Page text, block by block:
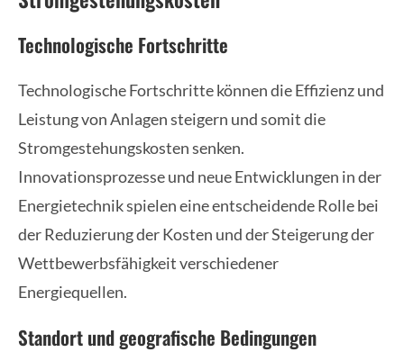
Technologische Fortschritte
Technologische Fortschritte können die Effizienz und
Leistung von Anlagen steigern und somit die
Stromgestehungskosten senken.
Innovationsprozesse und neue Entwicklungen in der
Energietechnik spielen eine entscheidende Rolle bei
der Reduzierung der Kosten und der Steigerung der
Wettbewerbsfähigkeit verschiedener
Energiequellen.
Standort und geografische Bedingungen